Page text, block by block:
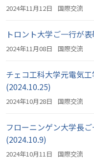
2024年11月12日 国際交流
トロント大学ご一行が
2024年11月08日 国際交流
チェコ工科大学元電気
(2024.10.25)
2024年10月28日 国際交流
フローニンゲン大学長
(2024.10.9)
2024年10月11日 国際交流